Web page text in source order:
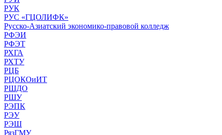
РУК
РУС «ГЦОЛИФК»
Русско-Азиатский экономико-правовой колледж
РФЭИ
РФЭТ
РХГА
РХТУ
РЦБ
РЦОКОиИТ
РШДО
РШУ
РЭПК
РЭУ
РЭШ
РязГМУ